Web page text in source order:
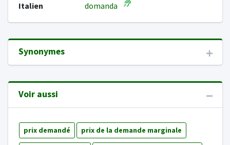
Italien
domanda
Synonymes
Voir aussi
prix demandé prix de la demande marginale